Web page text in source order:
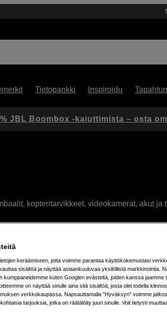
Tietopankki Inspiroidu
kopteritarvikkeet, videokamerat, akut
JBL Boombox -kaiuttimista – osta
keräämiseen, jotta voimme parantaa käyttökokemustasi
sisältöä ja näyttää asiaankuuluvaa yksilöllistä markkinointia.
kumppaneidemme kuten Googlen evästeitä, joiden kanssa jaamme
on näyttää sinulle aina sitä sisältöä, josta olet todella
verkkokaupassa. Napsauttamalla "Hyväksyn" voimme
tarjouksia, jotka on räätälöity juuri sinulle. Voit tietysti